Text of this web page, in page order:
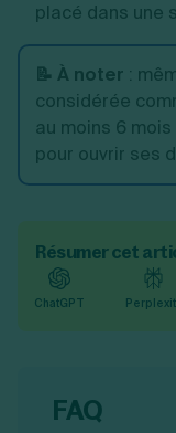
placé dans une
📝 À noter :
considérée
au moins 6
pour ouvrir ses
Résumer cet
ChatGPT
FAQ